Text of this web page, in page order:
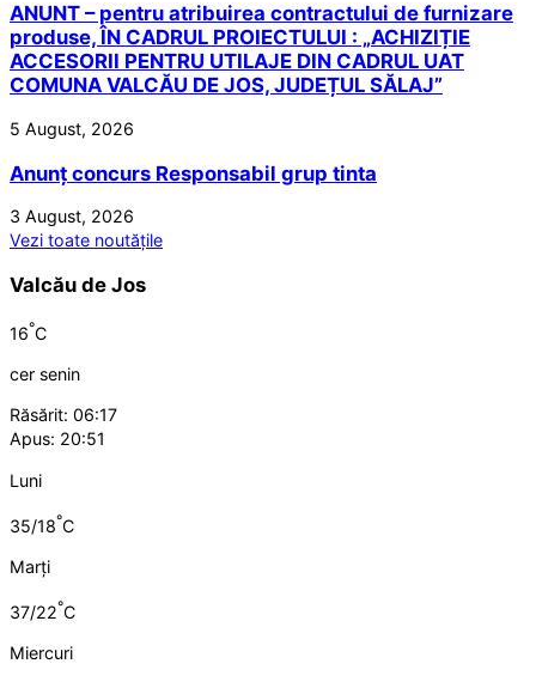
ANUNT – pentru atribuirea contractului de furnizare
produse, ÎN CADRUL PROIECTULUI : „ACHIZIȚIE
ACCESORII PENTRU UTILAJE DIN CADRUL UAT
COMUNA VALCĂU DE JOS, JUDEȚUL SĂLAJ”
5 August, 2026
Anunț concurs Responsabil grup tinta
3 August, 2026
Vezi toate noutățile
Valcău de Jos
16°C
cer senin
Răsărit: 06:17
Apus: 20:51
Luni
35/18°C
Marți
37/22°C
Miercuri